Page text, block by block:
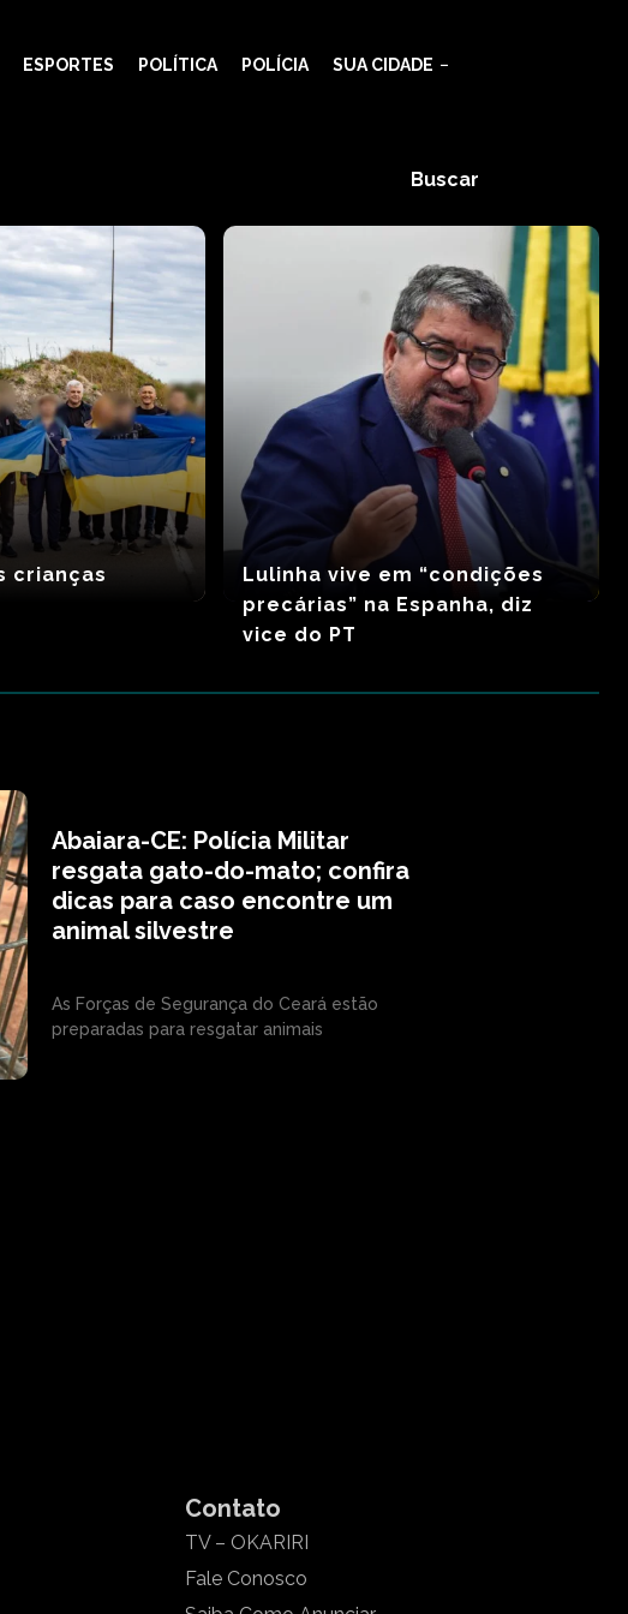
ESPORTES POLÍTICA POLÍCIA SUA CIDADE
Buscar
crianças
Lulinha vive em “condições
precárias” na Espanha, diz
vice do PT
Abaiara-CE: Polícia Militar
resgata gato-do-mato; confira
dicas para caso encontre um
animal silvestre
As Forças de Segurança do Ceará estão
preparadas para resgatar animais
Contato
TV – OKARIRI
Fale Conosco